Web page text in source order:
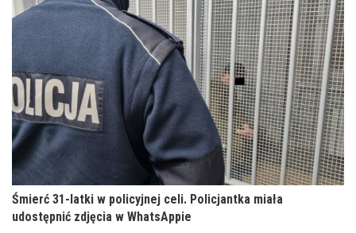
Śmierć 31-latki w policyjnej celi. Policjantka miała
udostępnić zdjęcia w WhatsAppie